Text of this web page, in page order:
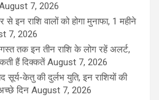
7, 2026
इन राशि वालों को होगा मुनाफा, 1 महीने
7, 2026
तक इन तीन राशि के लोग रहें अलर्ट,
हैं दिक्कतें August 7, 2026
सूर्य-केतु की दुर्लभ युति, इन राशियों की
दिन August 7, 2026